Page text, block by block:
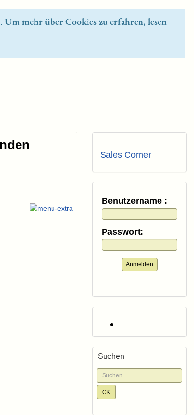
mehr über Cookies zu erfahren, lesen
Sales Corner
Benutzername :
Passwort:
Anmelden
Suchen